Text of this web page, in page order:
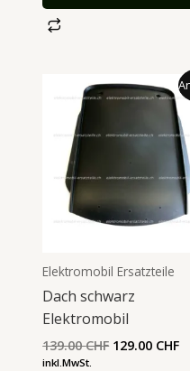
Elektromobil Ersatzteile
Dach schwarz
Elektromobil
139.00CHF
Preis
139.00 CHF
129.00 CHF
ist:
inkl.MwSt.